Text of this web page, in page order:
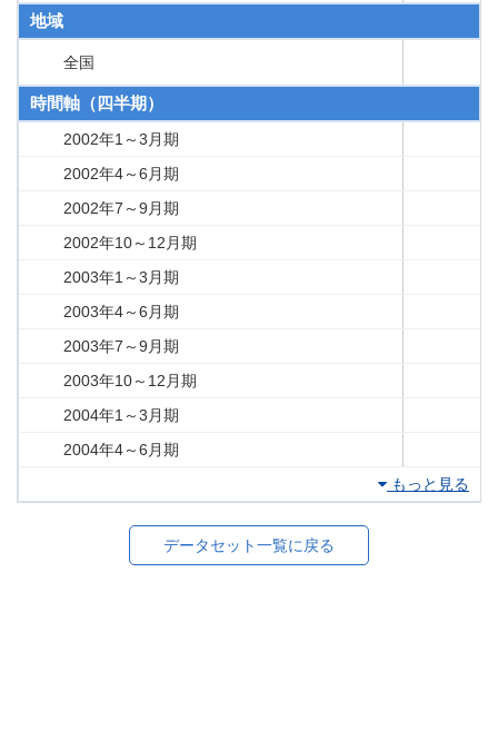
地域
全国
時間軸（四半期）
2002年1～3月期
2002年4～6月期
2002年7～9月期
2002年10～12月期
2003年1～3月期
2003年4～6月期
2003年7～9月期
2003年10～12月期
2004年1～3月期
2004年4～6月期
もっと見る
データセット一覧に戻る